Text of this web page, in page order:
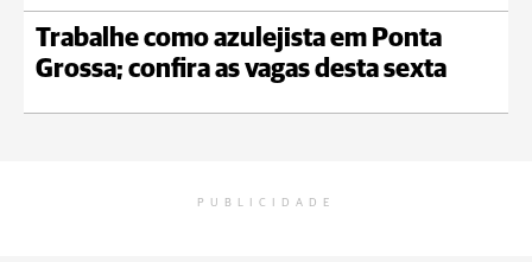
Trabalhe como azulejista em Ponta
Grossa; confira as vagas desta sexta
PUBLICIDADE